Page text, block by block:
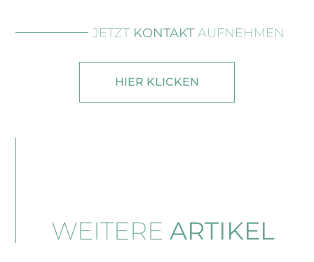
JETZT KONTAKTAUFNEHMEN
HIER KLICKEN
WEITEREARTIKEL